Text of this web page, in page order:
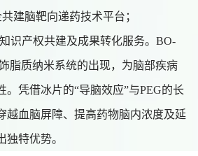
建脑靶向递药技术平台；
识产权共建及成果转化服务。BO-
脂质纳米系统的出现，为脑部疾病
。凭借冰片的“导脑效应”与PEG的长
越血脑屏障、提高药物脑内浓度及延
独特优势。